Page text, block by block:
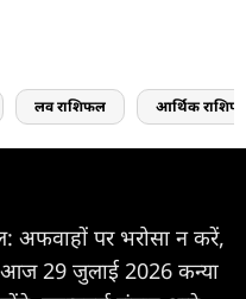
लव राशिफल आर्थिक
पर भरोसा न करें,
आज 29 जुलाई 2026 कन्या